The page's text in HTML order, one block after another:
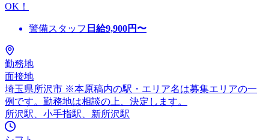
OK！
警備スタッフ 日給9,900円〜
勤務地
面接地
埼玉県所沢市 ※本原稿内の駅・エリア名は募集エリアの一
例です。勤務地は相談の上、決定します。
所沢駅、小手指駅、新所沢駅